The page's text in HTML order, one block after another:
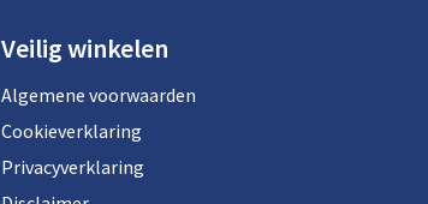
Veilig winkelen
Algemene voorwaarden
Cookieverklaring
Privacyverklaring